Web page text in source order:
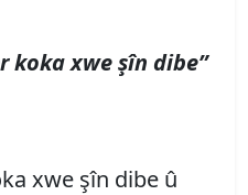
koka xwe şîn dibe”
xwe şîn dibe û